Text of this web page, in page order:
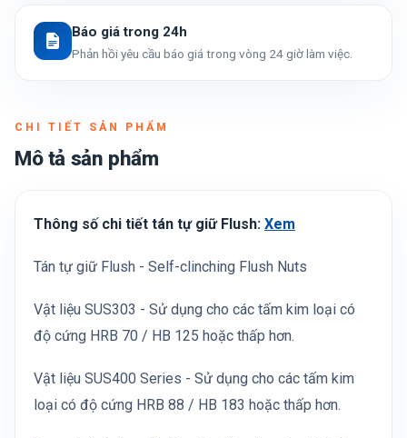
Báo giá trong 24h
Phản hồi yêu cầu báo giá trong vòng 24 giờ làm việc.
CHI TIẾT SẢN PHẨM
Mô tả sản phẩm
Thông số chi tiết tán tự giữ Flush: Xem
Tán tự giữ Flush - Self-clinching Flush Nuts
Vật liệu SUS303 - Sử dụng cho các tấm kim loại có
độ cứng HRB 70 / HB 125 hoặc thấp hơn.
Vật liệu SUS400 Series - Sử dụng cho các tấm kim
loại có độ cứng HRB 88 / HB 183 hoặc thấp hơn.